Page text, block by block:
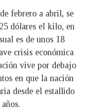
febrero a abril, se
dólares el kilo, en
es de unos 18
crisis económica
vive por debajo
en que la nación
desde el estallido